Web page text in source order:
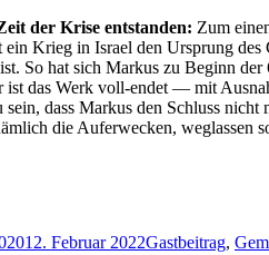
der Krise ent­standen: Zum
Krieg in Israel den Ursprung
So hat sich Markus zu Beginn
ist das Werk voll-endet — mit
dass Markus den Schluss
die Aufer­weck­en, weglassen
12. Februar 2022Gastbeitrag,